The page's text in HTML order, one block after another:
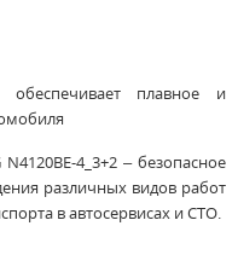
обеспечивает плавное и
4_3+2 – безопасное
различных видов работ
в автосервисах и СТО.